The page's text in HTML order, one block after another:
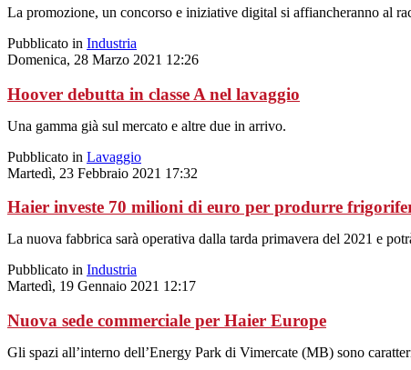
La promozione, un concorso e iniziative digital si affiancheranno al
Pubblicato in Industria
Domenica, 28 Marzo 2021 12:26
Hoover debutta in classe A nel lavaggio
Una gamma già sul mercato e altre due in arrivo.
Pubblicato in Lavaggio
Martedì, 23 Febbraio 2021 17:32
Haier investe 70 milioni di euro per produrre
La nuova fabbrica sarà operativa dalla tarda primavera del 2021 e
Pubblicato in Industria
Martedì, 19 Gennaio 2021 12:17
Nuova sede commerciale per Haier Europe
Gli spazi all’interno dell’Energy Park di Vimercate (MB) sono